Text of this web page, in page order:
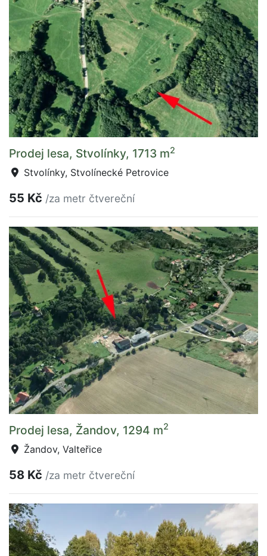
Prodej lesa, Stvolínky, 1713 m2
Stvolínky, Stvolínecké Petrovice
55 Kč /za metr čtvereční
Prodej lesa, Žandov, 1294 m2
Žandov, Valteřice
58 Kč /za metr čtvereční